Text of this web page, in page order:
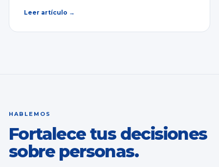
Leer artículo →
HABLEMOS
Fortalece tus decisiones
sobre personas.